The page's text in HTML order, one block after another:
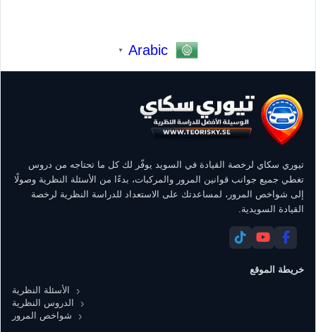
Arabic
▼
تيوري سكاي لرخصة القيادة في السويد يوفّر لك كل ما تحتاجه من دروس
تغطي جميع جوانب قوانين المرور والمركبات، بدءًا من الأسئلة النظرية وصولًا
إلى شواخص المرور، لمساعدتك على الاستعداد للدراسة النظرية لرخصة
القيادة السويدية.
خريطة الموقع
الأسئلة النظرية
الدروس النظرية
شواخص المرور